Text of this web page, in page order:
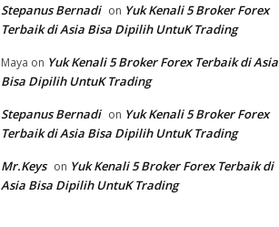
Stepanus Bernadi on Yuk Kenali 5 Broker Forex
Terbaik di Asia Bisa Dipilih UntuK Trading
Maya on Yuk Kenali 5 Broker Forex Terbaik di Asia
Bisa Dipilih UntuK Trading
Stepanus Bernadi on Yuk Kenali 5 Broker Forex
Terbaik di Asia Bisa Dipilih UntuK Trading
Mr.Keys on Yuk Kenali 5 Broker Forex Terbaik di
Asia Bisa Dipilih UntuK Trading